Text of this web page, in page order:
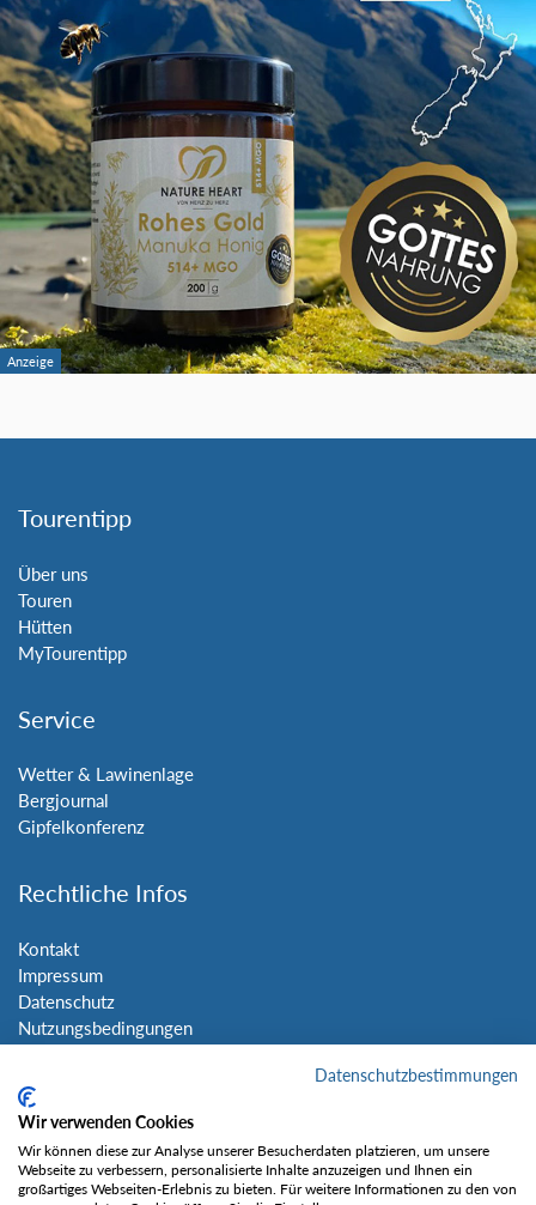
Tourentipp
Über uns
Touren
Hütten
MyTourentipp
Service
Wetter & Lawinenlage
Bergjournal
Gipfelkonferenz
Rechtliche Infos
Kontakt
Impressum
Datenschutz
Nutzungsbedingungen
Social Media
Datenschutzbestimmungen
Wir verwenden Cookies
Wir können diese zur Analyse unserer Besucherdaten platzieren, um unsere
Webseite zu verbessern, personalisierte Inhalte anzuzeigen und Ihnen ein
großartiges Webseiten-Erlebnis zu bieten. Für weitere Informationen zu den von